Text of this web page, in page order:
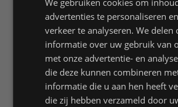
TEO KAYKAY – MILAAN
MARCEL LABRIE – ROTTERDAM
SANNE FREDERIKS – ROTTERDAM
advertenties te personaliseren
verkeer te analyseren. We delen
informatie over uw gebruik van
met onze advertentie- en
die deze kunnen combineren
informatie die u aan hen heeft
die zij hebben verzameld door